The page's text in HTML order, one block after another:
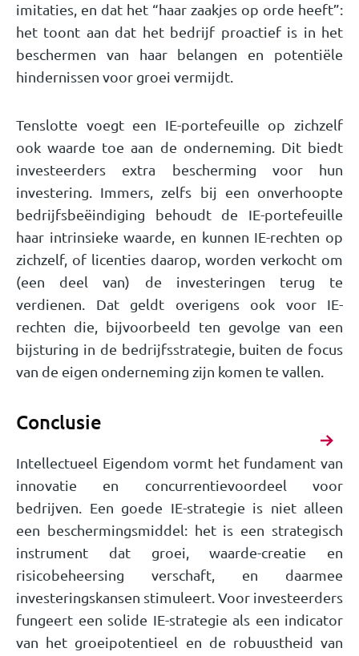
imitaties, en dat het “haar zaakjes op orde heeft”:
het toont aan dat het bedrijf proactief is in het
beschermen van haar belangen en potentiële
hindernissen voor groei vermijdt.
Tenslotte voegt een IE-portefeuille op zichzelf
ook waarde toe aan de onderneming. Dit biedt
investeerders extra bescherming voor hun
investering. Immers, zelfs bij een onverhoopte
bedrijfsbeëindiging behoudt de IE-portefeuille
haar intrinsieke waarde, en kunnen IE-rechten op
zichzelf, of licenties daarop, worden verkocht om
(een deel van) de investeringen terug te
verdienen. Dat geldt overigens ook voor IE-
rechten die, bijvoorbeeld ten gevolge van een
bijsturing in de bedrijfsstrategie, buiten de focus
van de eigen onderneming zijn komen te vallen.
Conclusie
Intellectueel Eigendom vormt het fundament van
innovatie en concurrentievoordeel voor
bedrijven. Een goede IE-strategie is niet alleen
een beschermingsmiddel: het is een strategisch
instrument dat groei, waarde-creatie en
risicobeheersing verschaft, en daarmee
investeringskansen stimuleert. Voor investeerders
fungeert een solide IE-strategie als een indicator
van het groeipotentieel en de robuustheid van